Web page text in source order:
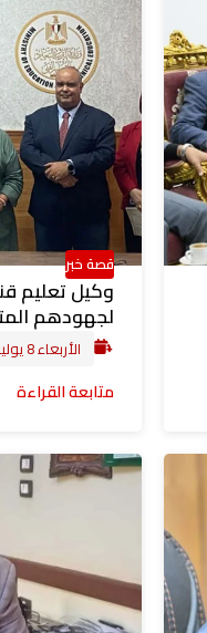
قصة خبر
وكيل تعليم
لجهودهم
الأربعاء 8 يوليو 2026 5:51 م
متابعة القراءة